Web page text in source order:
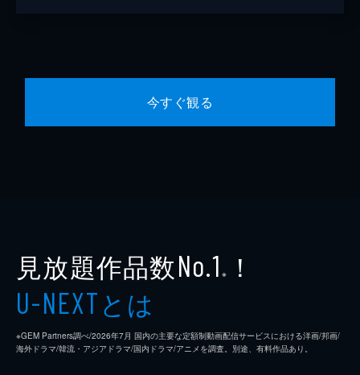
今すぐ観る
見放題作品数No.1 ※ ！
U-NEXTとは
※GEM Partners調べ/2026年7⽉ 国内の主要な定額制動画配信サービスにおける洋画/邦画/
海外ドラマ/韓流・アジアドラマ/国内ドラマ/アニメを調査。別途、有料作品あり。